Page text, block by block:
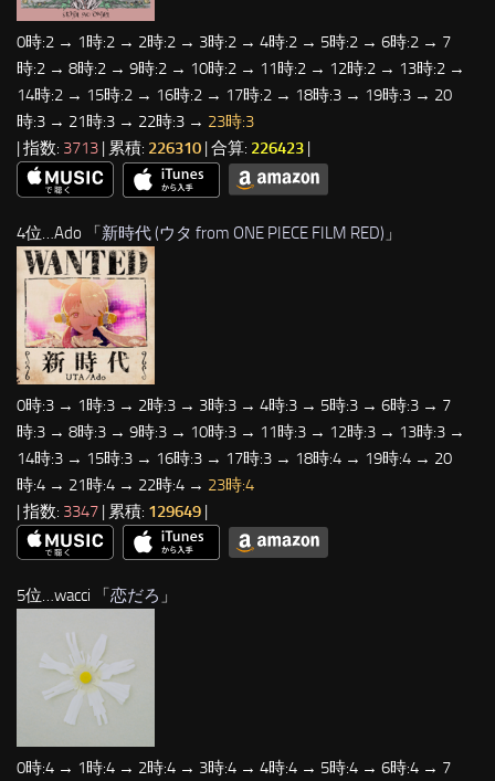
0時:2 → 1時:2 → 2時:2 → 3時:2 → 4時:2 → 5時:2 → 6時:2 → 7
時:2 → 8時:2 → 9時:2 → 10時:2 → 11時:2 → 12時:2 → 13時:2 →
14時:2 → 15時:2 → 16時:2 → 17時:2 → 18時:3 → 19時:3 → 20
時:3 → 21時:3 → 22時:3 → 23時:3
| 指数: 3713 | 累積: 226310 | 合算: 226423
4位…Ado 「新時代 (ウタ from ONE PIECE FILM RED) 」
0時:3 → 1時:3 → 2時:3 → 3時:3 → 4時:3 → 5時:3 → 6時:3 → 7
時:3 → 8時:3 → 9時:3 → 10時:3 → 11時:3 → 12時:3 → 13時:3 →
14時:3 → 15時:3 → 16時:3 → 17時:3 → 18時:4 → 19時:4 → 20
時:4 → 21時:4 → 22時:4 → 23時:4
| 指数: 3347 | 累積: 129649 |
5位…wacci 「恋だろ 」
0時:4 → 1時:4 → 2時:4 → 3時:4 → 4時:4 → 5時:4 → 6時:4 → 7